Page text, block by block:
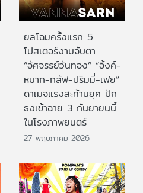
ยลโฉมครั้งแรก 5
โปสเตอร์งามจับตา
“อัศจรรย์วันทอง” “อิ้งค์-
หมาก-กลัฟ-ปริมมี่-เฟย”
ดาเมจแรงสะท้านยุค ปัก
ธงเข้าฉาย 3 กันยายนนี้
ในโรงภาพยนตร์
27 พฤษภาคม 2026